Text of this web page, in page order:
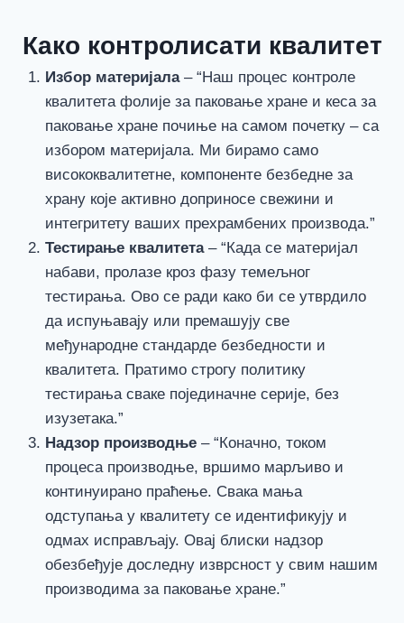
Како контролисати квалитет
Избор материјала– “Наш процес контроле
квалитета фолије за паковање хране и кеса за
паковање хране почиње на самом почетку – са
избором материјала. Ми бирамо само
висококвалитетне, компоненте безбедне за
храну које активно доприносе свежини и
интегритету ваших прехрамбених производа.”
Тестирање квалитета– “Када се материјал
набави, пролазе кроз фазу темељног
тестирања. Ово се ради како би се утврдило
да испуњавају или премашују све
међународне стандарде безбедности и
квалитета. Пратимо строгу политику
тестирања сваке појединачне серије, без
изузетака.”
Надзор производње– “Коначно, током
процеса производње, вршимо марљиво и
континуирано праћење. Свака мања
одступања у квалитету се идентификују и
одмах исправљају. Овај блиски надзор
обезбеђује доследну изврсност у свим нашим
производима за паковање хране.”